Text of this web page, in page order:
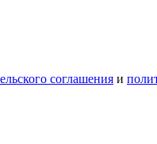
соглашения и